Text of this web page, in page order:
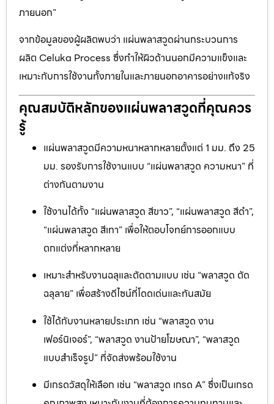
ภายนอก”
จากข้อมูลของผู้ผลิตพบว่า แผ่นพลาสวูดผ่านกระบวนการ
ผลิต Celuka Process ซึ่งทำให้ผิวด้านนอกมีความแข็งและ
เหมาะกับการใช้งานทั้งภายในและภายนอกอาคารอย่างแท้จริง
คุณสมบัติหลักของแผ่นพลาสวูดที่คุณควร
รู้
แผ่นพลาสวูดมีความหนาหลากหลายตั้งแต่ 1 มม. ถึง 25
มม. รองรับการใช้งานแบบ “แผ่นพลาสวูด ความหนา” ที่
ต่างกันตามงาน
ใช้งานได้ทั้ง “แผ่นพลาสวูด สีขาว”, “แผ่นพลาสวูด สีดำ”,
“แผ่นพลาสวูด สีเทา” เพื่อให้ตอบโจทย์การออกแบบ
ตกแต่งที่หลากหลาย
เหมาะสำหรับงานฉลุและตัดตามแบบ เช่น “พลาสวูด ตัด
ฉลุลาย” เพื่อสร้างดีไซน์ที่โดดเด่นและทันสมัย
ใช้ได้กับงานหลายประเภท เช่น “พลาสวูด งาน
เฟอร์นิเจอร์”, “พลาสวูด งานป้ายโฆษณา”, “พลาสวูด
แบบสำเร็จรูป” ที่จัดส่งพร้อมใช้งาน
มีเกรดวัสดุให้เลือก เช่น “พลาสวูด เกรด A” ซึ่งเป็นเกรด